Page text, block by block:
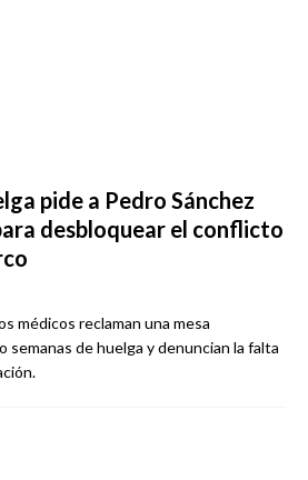
pide a Pedro Sánchez
desbloquear el conflicto
médicos reclaman una mesa
de huelga y denuncian la falta